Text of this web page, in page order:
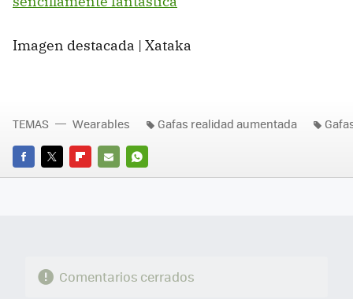
Imagen destacada | Xataka
FACEBOOK
TWITTERFLIPBOARD
E-
WHATSAPP
TEMAS Wearables Gafas realidad aumentada
Comentarios cerrados